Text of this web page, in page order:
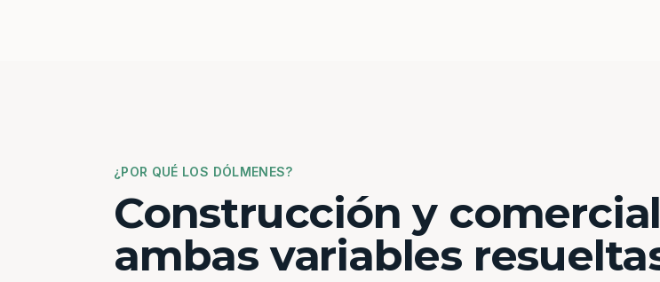
¿POR QUÉ LOS DÓLMENES?
Construcción y
ambas variables